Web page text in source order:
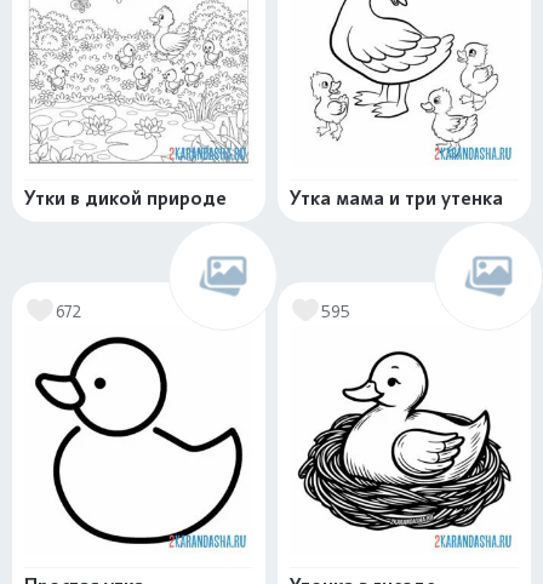
Утки в дикой природе Утка мама и три утенка
672 595